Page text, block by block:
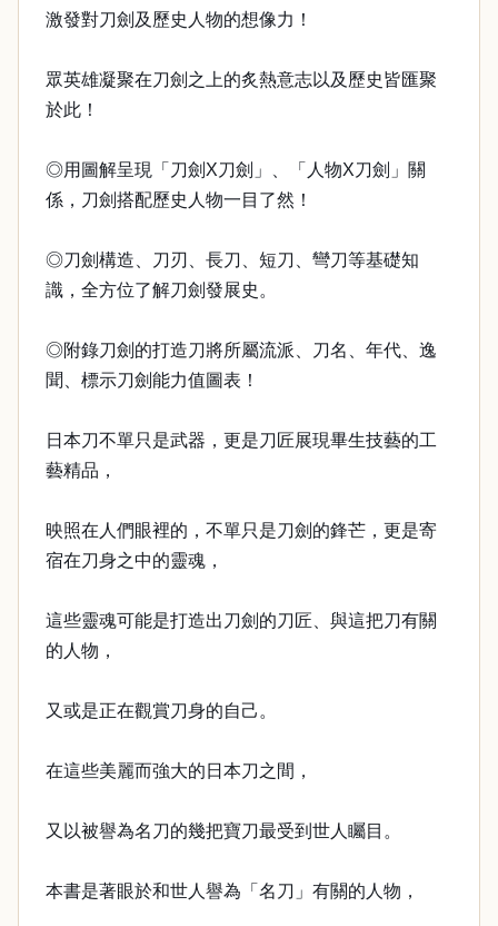
激發對刀劍及歷史人物的想像力！
眾英雄凝聚在刀劍之上的炙熱意志以及歷史皆匯聚
於此！
◎用圖解呈現「刀劍X刀劍」、「人物X刀劍」關
係，刀劍搭配歷史人物一目了然！
◎刀劍構造、刀刃、長刀、短刀、彎刀等基礎知
識，全方位了解刀劍發展史。
◎附錄刀劍的打造刀將所屬流派、刀名、年代、逸
聞、標示刀劍能力值圖表！
日本刀不單只是武器，更是刀匠展現畢生技藝的工
藝精品，
映照在人們眼裡的，不單只是刀劍的鋒芒，更是寄
宿在刀身之中的靈魂，
這些靈魂可能是打造出刀劍的刀匠、與這把刀有關
的人物，
又或是正在觀賞刀身的自己。
在這些美麗而強大的日本刀之間，
又以被譽為名刀的幾把寶刀最受到世人矚目。
本書是著眼於和世人譽為「名刀」有關的人物，